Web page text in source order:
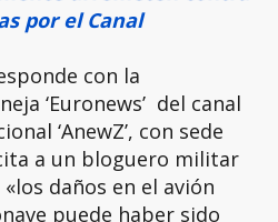
por el Canal
con la
‘Euronews’ del canal
‘AnewZ’, con sede
a un bloguero militar
daños en el avión
puede haber sido